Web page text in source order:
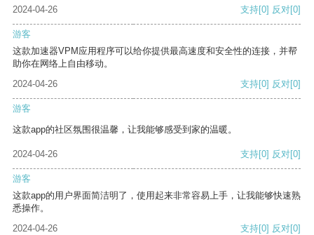
2024-04-26
支持[0] 反对[0]
游客
这款加速器VPM应用程序可以给你提供最高速度和安全性的连接，并帮
助你在网络上自由移动。
2024-04-26
支持[0] 反对[0]
游客
这款app的社区氛围很温馨，让我能够感受到家的温暖。
2024-04-26 支持[0] 反对[0]
游客
这款app的用户界面简洁明了，使用起来非常容易上手，让我能够快速熟
悉操作。
2024-04-26
支持[0] 反对[0]